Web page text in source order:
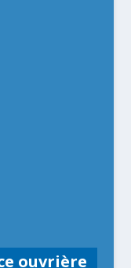
ouvrière